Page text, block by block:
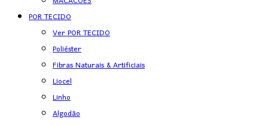
POR TECIDO
Ver POR TECIDO
Poliéster
Fibras Naturais & Artificiais
Liocel
Linho
Algodão